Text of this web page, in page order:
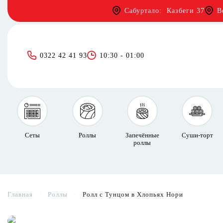
Сабуртало: Казбеги 37
0322 42 41 93 10:30 - 01:00
Сеты Роллы
Запечённые
роллы
Суши-торт
Главная Роллы Ролл с Тунцом в Хлопьях Нори